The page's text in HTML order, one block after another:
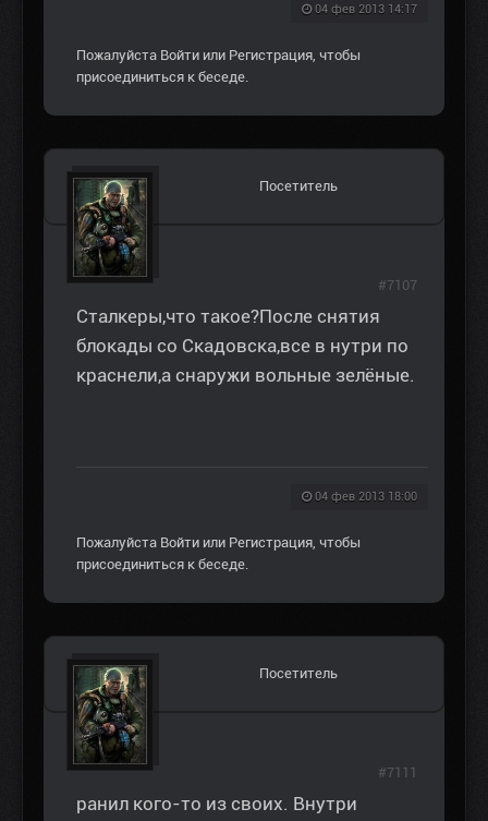
04 фев 2013 14:17
Пожалуйста Войти или Регистрация, чтобы
присоединиться к беседе.
Посетитель
Сталкеры,что такое?После снятия
блокады со Скадовска,все в нутри по
краснели,а снаружи вольные зелёные.
04 фев 2013 18:00
#7107
Пожалуйста Войти или Регистрация, чтобы
присоединиться к беседе.
Посетитель
ранил кого-то из своих. Внутри
#7111